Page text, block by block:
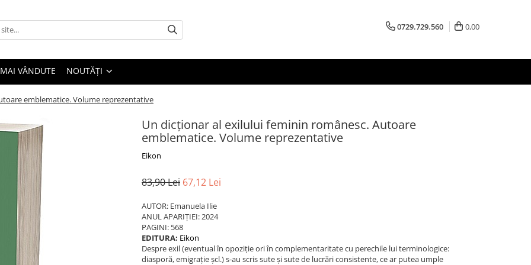
0729.729.560 0,00
VÂNDUTE NOUTĂȚI
emblematice. Volume reprezentative
Un dicționar al exilului feminin românesc. Autoare
emblematice. Volume reprezentative
Eikon
83,90 Lei 67,12 Lei
AUTOR: Emanuela Ilie
ANUL APARIȚIEI: 2024
PAGINI: 568
EDITURA: Eikon
Despre exil (eventual în opoziție ori în complementaritate cu perechile lui terminologice:
diasporă, emigrație șcl.) s-au scris sute și sute de lucrări consistente, ce ar putea umple